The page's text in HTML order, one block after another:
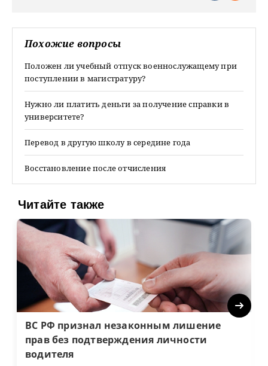
Похожие вопросы
Положен ли учебный отпуск военнослужащему при
поступлении в магистратуру?
Нужно ли платить деньги за получение справки в
университете?
Перевод в другую школу в середине года
Восстановление после отчисления
Читайте также
ВС РФ признал незаконным лишение
прав без подтверждения личности
водителя
Next